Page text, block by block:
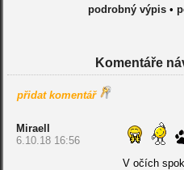
podrobný výpis•
Komentáře
přidat komentář
Miraell
6.10.18 16:56
V očích